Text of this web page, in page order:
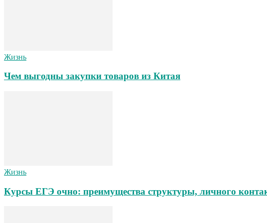
Жизнь
Чем выгодны закупки товаров из Китая
Жизнь
Курсы ЕГЭ очно: преимущества структуры, личного